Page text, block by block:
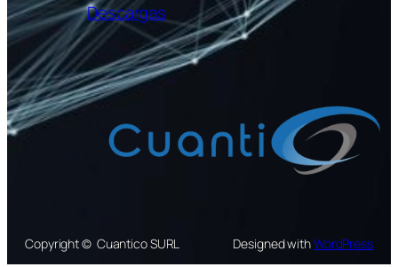
Descargas
Copyright © Cuantico SURL Designed withWordPress